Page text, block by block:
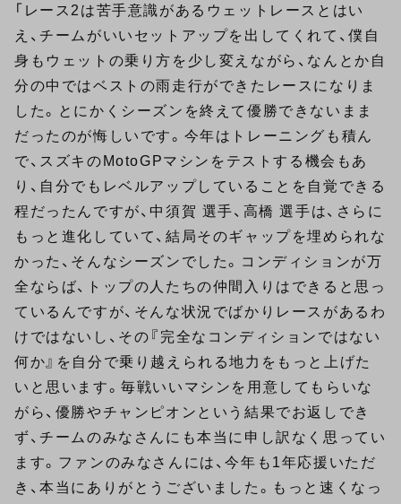
「レース2は苦手意識があるウェットレースとはい
え、チームがいいセットアップを出してくれて、僕自
身もウェットの乗り方を少し変えながら、なんとか自
分の中ではベストの雨走行ができたレースになりま
した。とにかくシーズンを終えて優勝できないまま
だったのが悔しいです。今年はトレーニングも積ん
で、スズキのMotoGPマシンをテストする機会もあ
り、自分でもレベルアップしていることを自覚できる
程だったんですが、中須賀 選手、高橋 選手は、さらに
もっと進化していて、結局そのギャップを埋められな
かった、そんなシーズンでした。コンディションが万
全ならば、トップの人たちの仲間入りはできると思っ
ているんですが、そんな状況でばかりレースがあるわ
けではないし、その『完全なコンディションではない
何か』を自分で乗り越えられる地力をもっと上げた
いと思います。毎戦いいマシンを用意してもらいな
がら、優勝やチャンピオンという結果でお返しでき
ず、チームのみなさんにも本当に申し訳なく思ってい
ます。ファンのみなさんには、今年も1年応援いただ
き、本当にありがとうございました。もっと速くなっ